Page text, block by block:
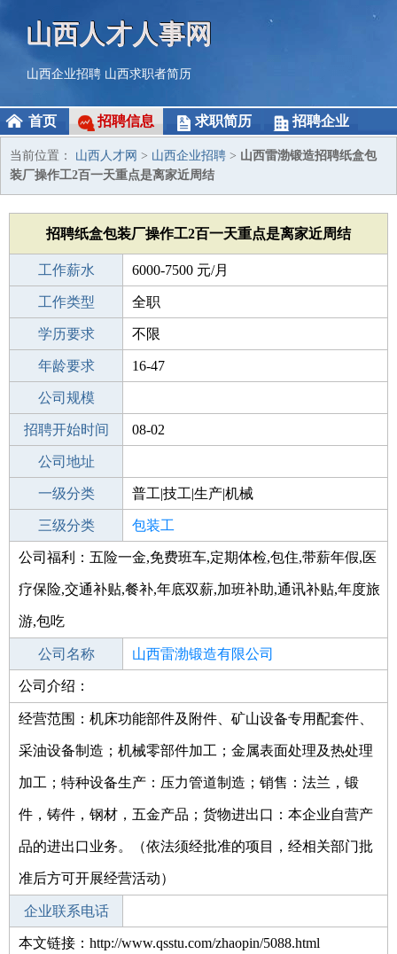
山西人才人事网
山西企业招聘 山西求职者简历
首页 招聘信息 求职简历 招聘企业
当前位置： 山西人才网 > 山西企业招聘 > 山西雷渤锻造招聘纸盒包
装厂操作工2百一天重点是离家近周结
招聘纸盒包装厂操作工2百一天重点是离家近周结
工作薪水 6000-7500 元/月
招聘人数 58
工作类型 全职
性别要求 不限
学历要求 不限
工作经验 不限
年龄要求 16-47
工作地点
公司规模
公司电话
招聘开始时间 08-02
招聘结束时间
公司地址
一级分类 普工|技工|生产|机械
二级分类 普工/技工
三级分类 包装工
其他行业 其它
公司福利：五险一金,免费班车,定期体检,包住,带薪年假,医
疗保险,交通补贴,餐补,年底双薪,加班补助,通讯补贴,年度旅
游,包吃
公司名称 山西雷渤锻造有限公司
公司类型
公司介绍：
经营范围：机床功能部件及附件、矿山设备专用配套件、
采油设备制造；机械零部件加工；金属表面处理及热处理
加工；特种设备生产：压力管道制造；销售：法兰，锻
件，铸件，钢材，五金产品；货物进出口：本企业自营产
品的进出口业务。（依法须经批准的项目，经相关部门批
准后方可开展经营活动）
企业联系电话
本文链接：http://www.qsstu.com/zhaopin/5088.html